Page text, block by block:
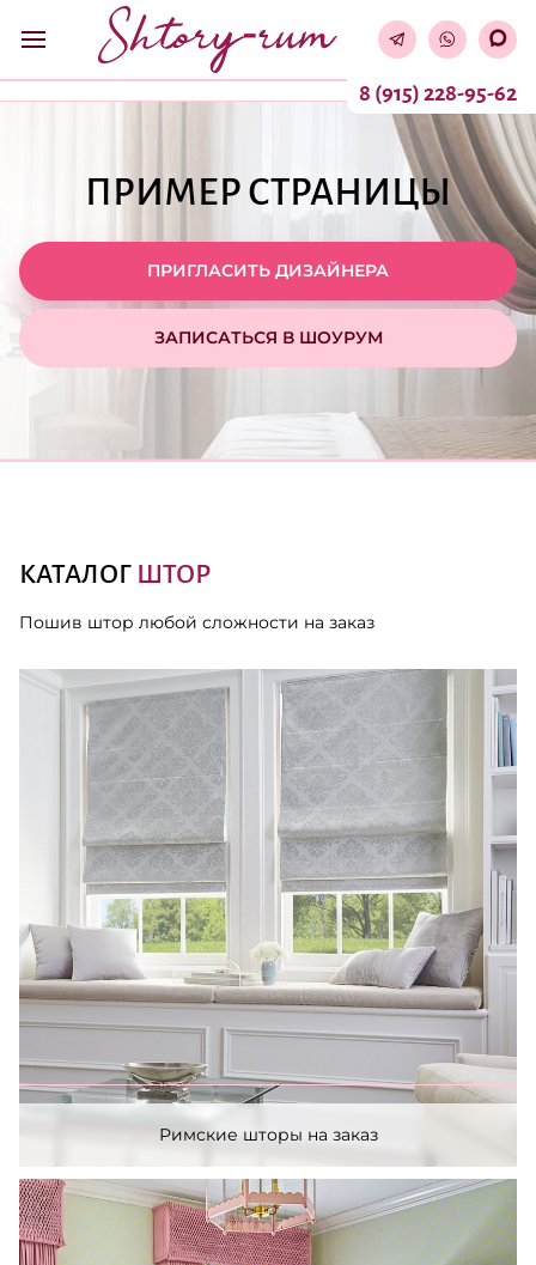
8 (915) 228-95-62
ПРИМЕР СТРАНИЦЫ
ПРИГЛАСИТЬ ДИЗАЙНЕРА
ЗАПИСАТЬСЯ В ШОУРУМ
КАТАЛОГ ШТОР
Пошив штор любой сложности на заказ
Римские шторы на заказ